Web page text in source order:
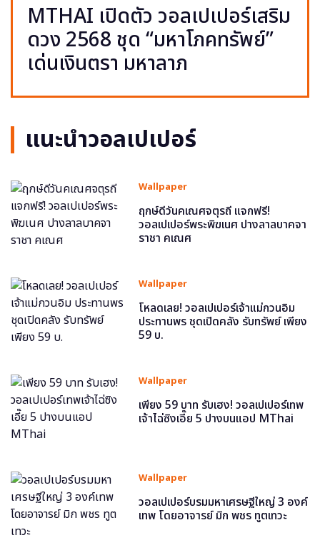
MTHAI เปิดตัว วอลเปเปอร์เสริม
ดวง 2568 ชุด “มหาโภคทรัพย์”
เด่นเงินตรา มหาลาภ
แนะนำวอลเปเปอร์
Wallpaper
ฤกษ์ดีวันคเณศจตุรถี แจกฟรี!
วอลเปเปอร์พระพิฆเนศ ปางลาลบาคจา
ราชา คเณศ
Wallpaper
โหลดเลย! วอลเปเปอร์เจ้าแม่กวนอิม
ประทานพร ชุดเปิดคลัง รับทรัพย์ เพียง
59 บ.
Wallpaper
เพียง 59 บาท รับเฮง! วอลเปเปอร์เทพ
เจ้าไฉ่ซิงเอี๊ย 5 ปางบนแอป MThai
Wallpaper
วอลเปเปอร์บรมมหาเศรษฐีใหญ่ 3 องค์
เทพ โดยอาจารย์ มิก พชร ทูตเทวะ